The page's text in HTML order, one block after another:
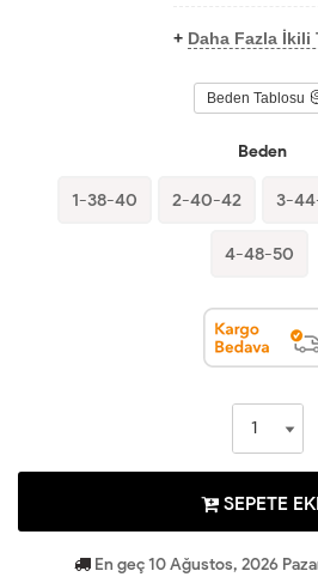
+ Daha Fazla İkili
Beden Tablosu
Beden
1-38-40 2-40-42 3-
4-48-50
SEPETE
En geç 10 Ağustos, 2026